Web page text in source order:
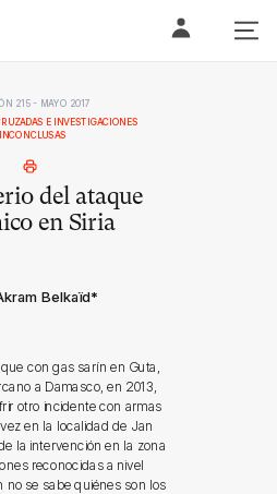
215 - MAYO 2017
E INVESTIGACIONES
INCONCLUSAS
del ataque
en Siria
Belkaïd*
con gas sarín en Guta,
a Damasco, en 2013,
otro incidente con armas
en la localidad de Jan
la intervención en la zona
reconocidas a nivel
no se sabe quiénes son los